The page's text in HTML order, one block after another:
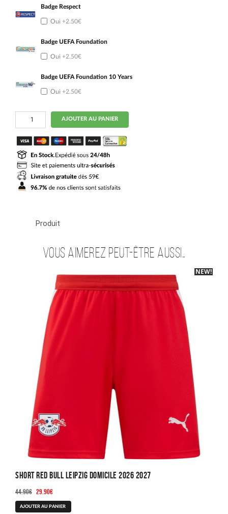
Badge Respect
Oui +2.50€
Badge UEFA Foundation
Oui +2.50€
Badge UEFA Foundation 10 Years
Oui +2.50€
quantité
Maillot
Red
Bull
Leipzig
Kit
Enfant
Domicile
2026
2027
AJOUTER AU PANIER
Produit
Vous aimerez peut-être aussi…
-40%
NEW!
Short Red Bull Leipzig Domicile 2026 2027
44.90€ Le
prix
initial
29.90€Le
prix
actuel
AJOUTER AU PANIER